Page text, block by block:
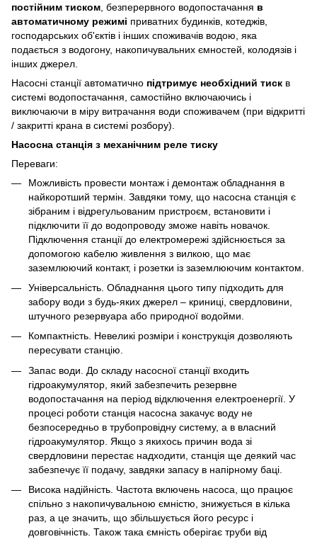
постійним тиском , безперервного водопостачання в
автоматичному режимі приватних будинків, котеджів,
господарських об'єктів і інших споживачів водою, яка
подається з водогону, накопичувальних ємностей, колодязів і
інших джерел.
Насосні станції автоматично підтримує необхідний тиск в
системі водопостачання, самостійно включаючись і
виключаючи в міру витрачання води споживачем (при відкритті
/ закритті крана в системі розбору).
Насосна станція з механічним реле тиску
Переваги:
Можливість провести монтаж і демонтаж обладнання в
найкоротший термін. Завдяки тому, що насосна станція є
зібраним і відрегульованим пристроєм, встановити і
підключити її до водопроводу зможе навіть новачок.
Підключення станції до електромережі здійснюється за
допомогою кабелю живлення з вилкою, що має
заземлюючий контакт, і розетки із заземлюючим контактом.
Універсальність. Обладнання цього типу підходить для
забору води з будь-яких джерел – криниці, свердловини,
штучного резервуара або природної водойми.
Компактність. Невеликі розміри і конструкція дозволяють
пересувати станцію.
Запас води. До складу насосної станції входить
гідроакумулятор, який забезпечить резервне
водопостачання на період відключення електроенергії. У
процесі роботи станція насосна закачує воду не
безпосередньо в трубопровідну систему, а в власний
гідроакумулятор. Якщо з якихось причин вода зі
свердловини перестає надходити, станція ще деякий час
забезпечує її подачу, завдяки запасу в напірному баці.
Висока надійність. Частота включень насоса, що працює
спільно з накопичувальною ємністю, знижується в кілька
раз, а це значить, що збільшується його ресурс і
довговічність. Також така ємність оберігає труби від